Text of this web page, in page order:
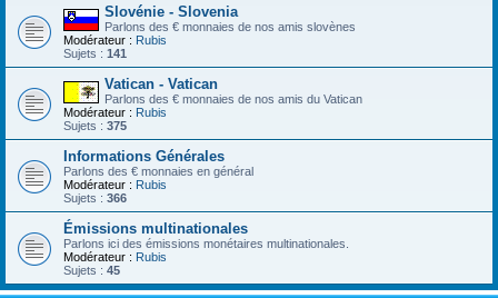
Slovénie - Slovenia
Parlons des € monnaies de nos amis slovènes
Modérateur : Rubis
Sujets : 141
Vatican - Vatican
Parlons des € monnaies de nos amis du Vatican
Modérateur : Rubis
Sujets : 375
Informations Générales
Parlons des € monnaies en général
Modérateur : Rubis
Sujets : 366
Émissions multinationales
Parlons ici des émissions monétaires multinationales.
Modérateur : Rubis
Sujets : 45